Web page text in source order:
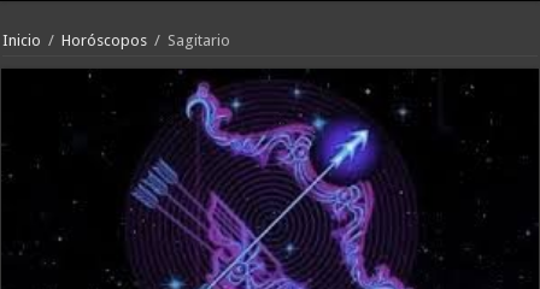
Inicio / Horóscopos / Sagitario